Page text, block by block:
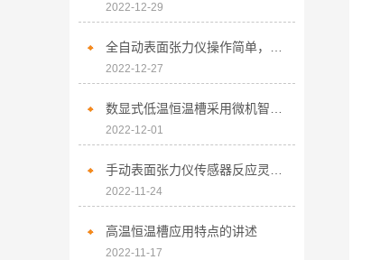
2022-12-29
2022-12-27
2022-12-01
2022-11-24
高温恒温槽应用特点的讲述
2022-11-17